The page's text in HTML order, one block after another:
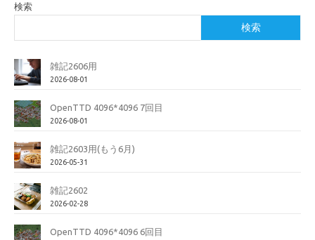
検索
検索
雑記2606用
2026-08-01
OpenTTD 4096*4096 7回目
2026-08-01
雑記2603用(もう6月)
2026-05-31
雑記2602
2026-02-28
OpenTTD 4096*4096 6回目